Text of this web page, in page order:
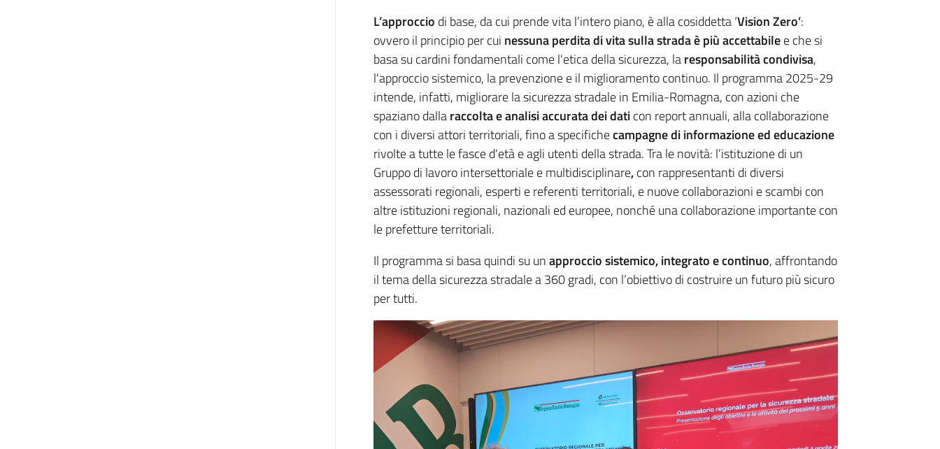
L’approccio di base, da cui prende vita l’intero piano, è alla cosiddetta ‘Vision Zero’:
ovvero il principio per cui nessuna perdita di vita sulla strada è più accettabilee che si
basa su cardini fondamentali come l'etica della sicurezza, laresponsabilità condivisa,
l'approccio sistemico, la prevenzione e il miglioramento continuo. Il programma 2025-29
intende, infatti, migliorare la sicurezza stradale in Emilia-Romagna, con azioni che
spaziano dallaraccolta e analisi accurata dei daticon report annuali, alla collaborazione
con i diversi attori territoriali, fino a specifichecampagne di informazione ed educazione
rivolte a tutte le fasce d'età e agli utenti della strada. Tra le novità: l’istituzione di un
Gruppo di lavoro intersettoriale e multidisciplinare,con rappresentanti di diversi
assessorati regionali, esperti e referenti territoriali, e nuove collaborazioni e scambi con
altre istituzioni regionali, nazionali ed europee, nonché una collaborazione importante con
le prefetture territoriali.
Il programma si basa quindi su unapproccio sistemico, integrato e continuo, affrontando
il tema della sicurezza stradale a 360 gradi, con l’obiettivo di costruire un futuro più sicuro
per tutti.